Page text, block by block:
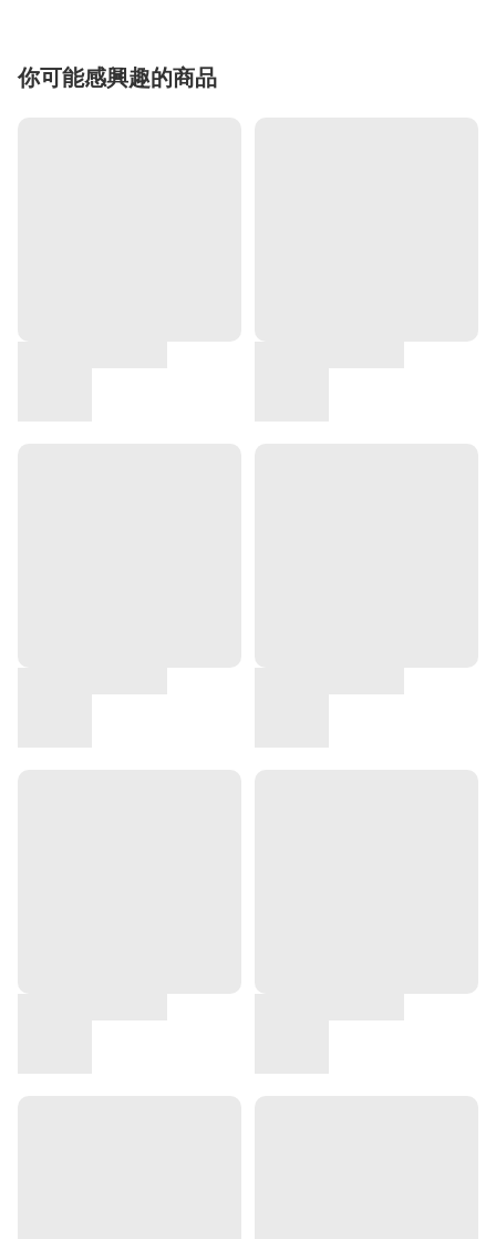
你可能感興趣的商品